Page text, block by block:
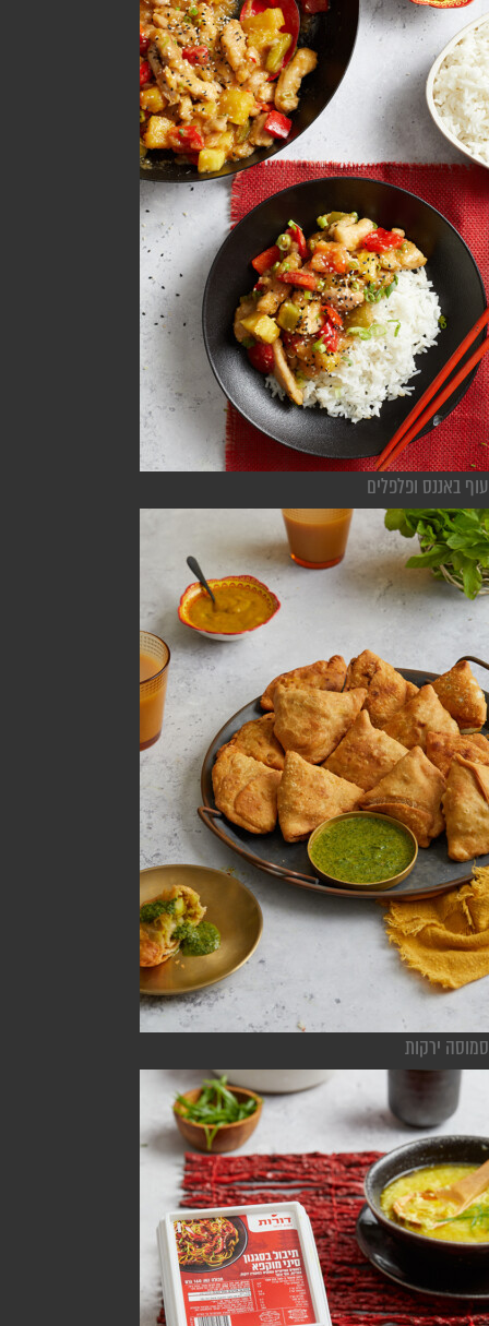
עוף באננס ופלפלים
סמוסה ירקות